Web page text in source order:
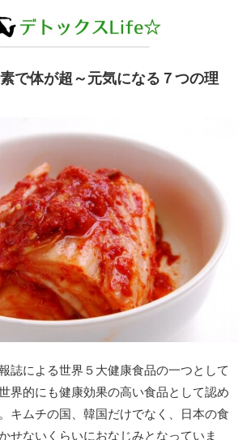
で体が超～元気になる７つの理
誌による世界５大健康食品の一つとして
界的にも健康効果の高い食品として認め
キムチの国、韓国だけでなく、日本の食
せないくらいにおなじみとなっていま